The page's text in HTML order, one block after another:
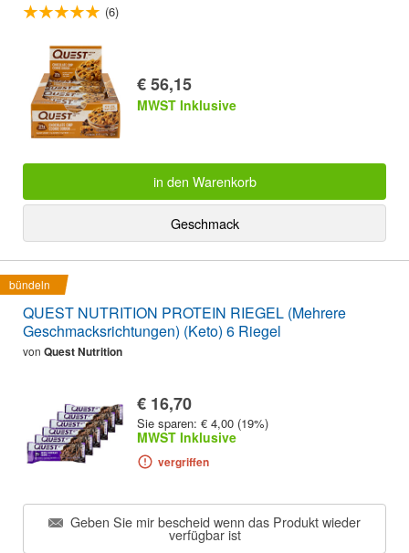
(6)
€ 56,15
MWST Inklusive
in den Warenkorb
Geschmack
bündeln
QUEST NUTRITION PROTEIN RIEGEL (Mehrere
Geschmacksrichtungen) (Keto) 6 Riegel
von Quest Nutrition
€ 16,70
Sie sparen: € 4,00 (19%)
MWST Inklusive
vergriffen
Geben Sie mir bescheid wenn das Produkt wieder
verfügbar ist